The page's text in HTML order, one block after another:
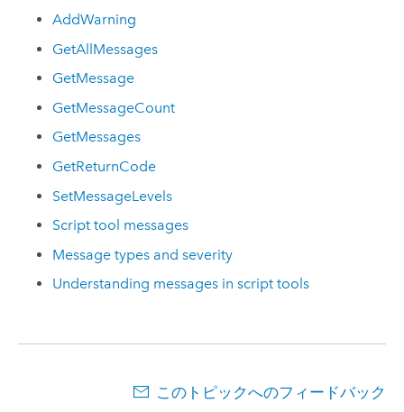
AddWarning
GetAllMessages
GetMessage
GetMessageCount
GetMessages
GetReturnCode
SetMessageLevels
Script tool messages
Message types and severity
Understanding messages in script tools
このトピックへのフィードバック